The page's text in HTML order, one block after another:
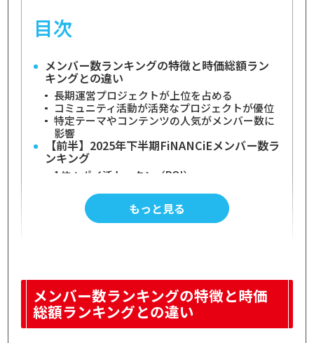
目次
メンバー数ランキングの特徴と時価総額ラン
キングとの違い
長期運営プロジェクトが上位を占める
コミュニティ活動が活発なプロジェクトが優位
特定テーマやコンテンツの人気がメンバー数に
影響
【前半】2025年下半期FiNANCiEメンバー数ラ
ンキング
1位：ポイ活トークン（POI）
3位：開運オロチトークン/CNP Meme Club
4位：CryptoNinja Games(CNG)
5位：min•naka（ミンナカ）｜井口智明
10位：NINNIN KOBAN
11位：通販の虎｜桑田龍征
12位：アビスパ福岡
13位：RELiC
もっと見る
メンバー数ランキングの特徴と時価
総額ランキングとの違い